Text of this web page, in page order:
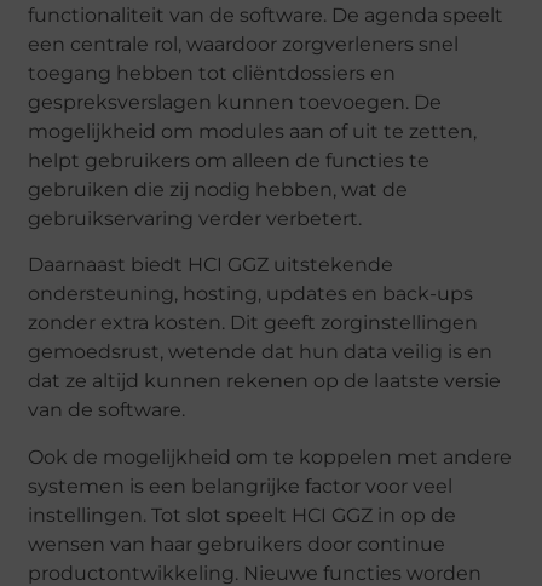
functionaliteit van de software. De agenda speelt
een centrale rol, waardoor zorgverleners snel
toegang hebben tot cliëntdossiers en
gespreksverslagen kunnen toevoegen. De
mogelijkheid om modules aan of uit te zetten,
helpt gebruikers om alleen de functies te
gebruiken die zij nodig hebben, wat de
gebruikservaring verder verbetert.
Daarnaast biedt HCI GGZ uitstekende
ondersteuning, hosting, updates en back-ups
zonder extra kosten. Dit geeft zorginstellingen
gemoedsrust, wetende dat hun data veilig is en
dat ze altijd kunnen rekenen op de laatste versie
van de software.
Ook de mogelijkheid om te koppelen met andere
systemen is een belangrijke factor voor veel
instellingen. Tot slot speelt HCI GGZ in op de
wensen van haar gebruikers door continue
productontwikkeling. Nieuwe functies worden